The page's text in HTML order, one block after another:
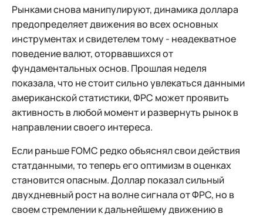
Рынками снова манипулируют, динамика доллара
предопределяет движения во всех основных
инструментах и свидетелем тому - неадекватное
поведение валют, оторвавшихся от
фундаментальных основ. Прошлая неделя
показала, что не стоит сильно увлекаться данными
американской статистики, ФРС может проявить
активность в любой момент и развернуть рынок в
направлении своего интереса.
Если раньше FOMC редко объяснял свои действия
статданными, то теперь его оптимизм в оценках
становится опасным. Доллар показал сильный
двухдневный рост на волне сигнала от ФРС, но в
своем стремлении к дальнейшему движению в